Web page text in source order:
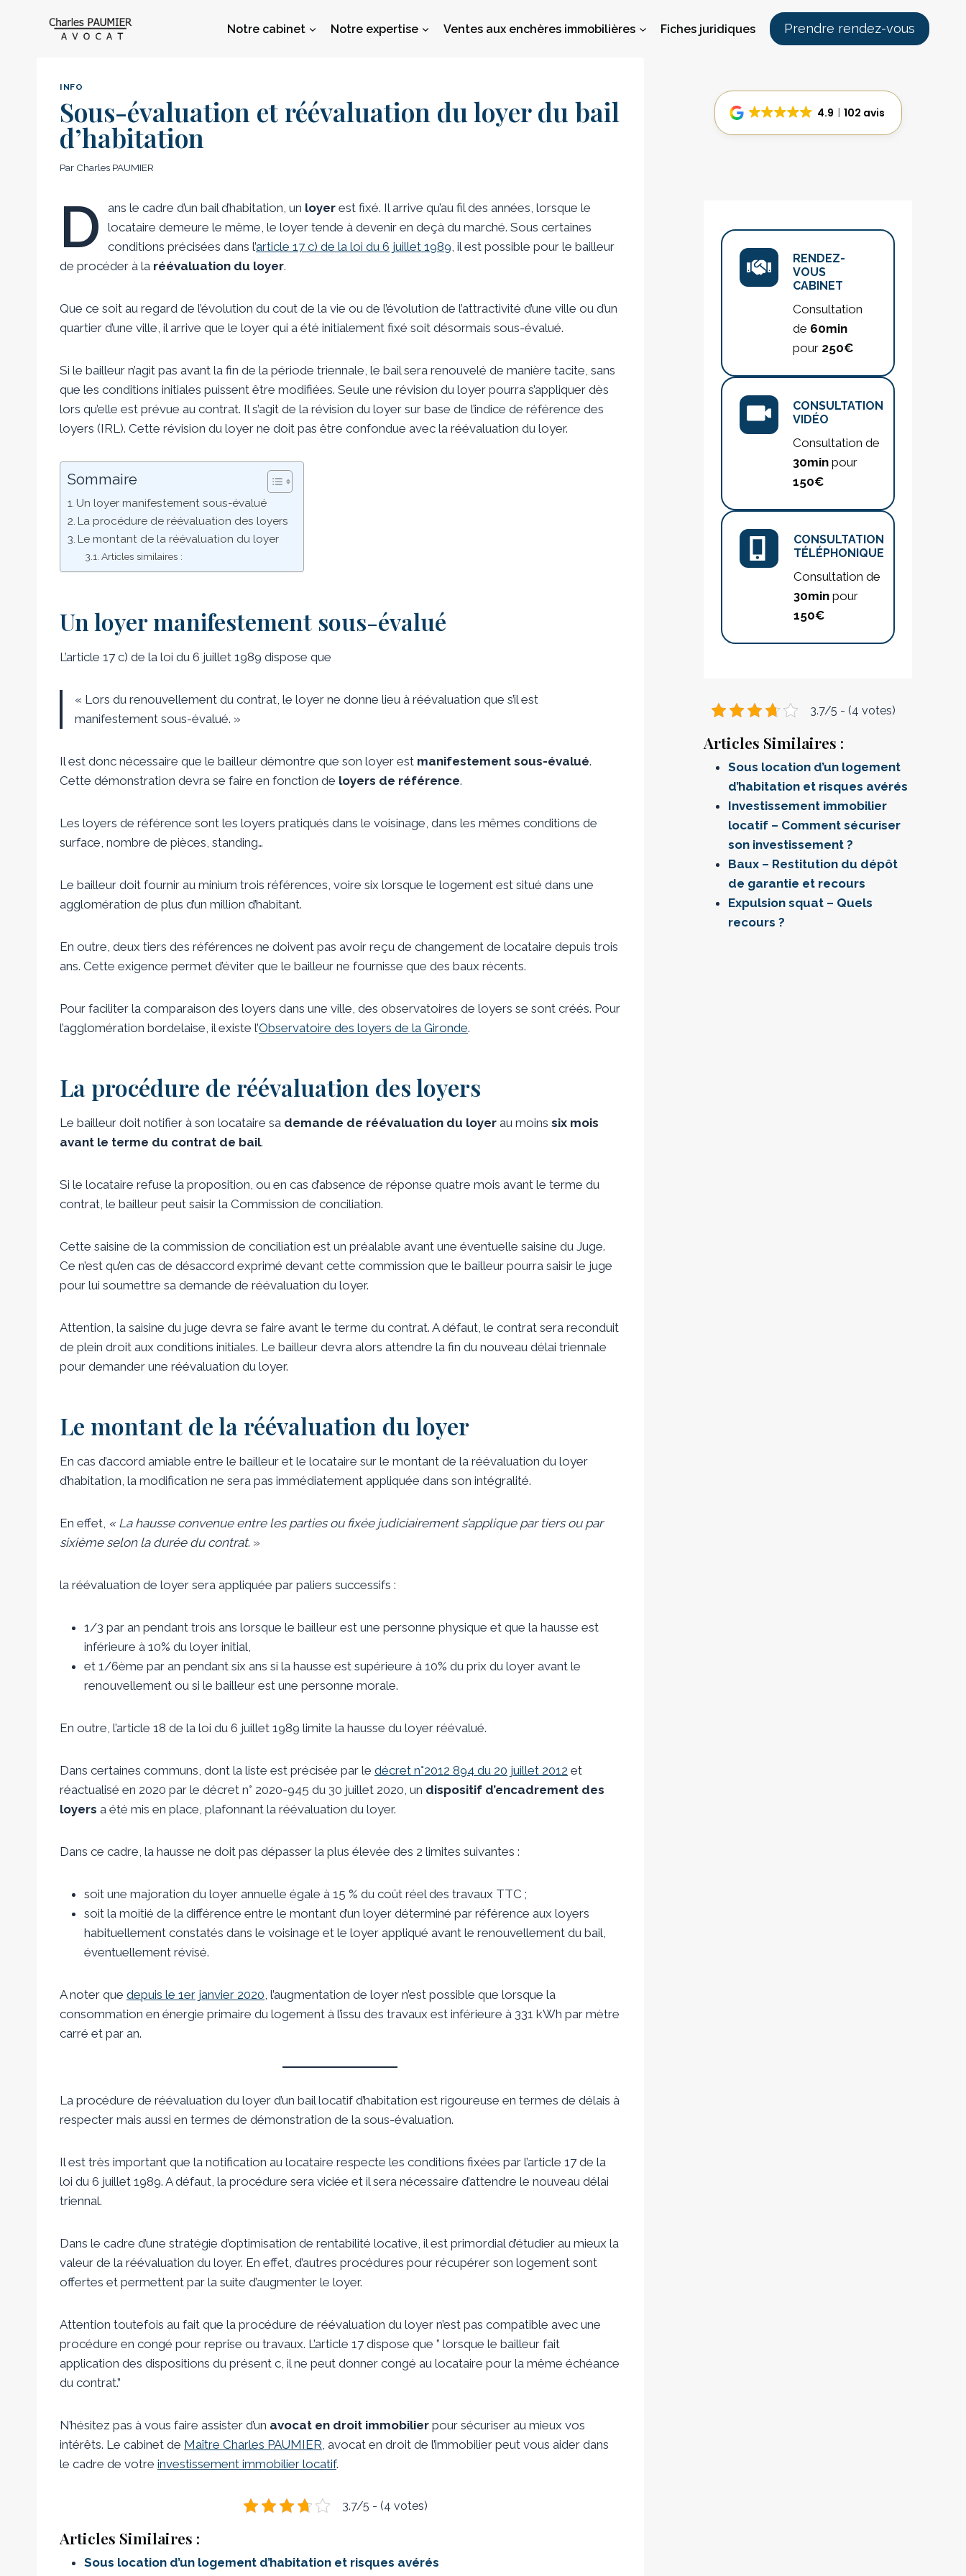
Notre cabinet Notre expertise Ventes aux enchères immobilières Fiches juridiques Prendre rendez-vous
INFO
Sous-évaluation et réévaluation du loyer du bail
d’habitation
Par Charles PAUMIER
D ans le cadre d’un bail d’habitation, un loyer est fixé. Il arrive qu’au fil des années, lorsque le
locataire demeure le même, le loyer tende à devenir en deçà du marché. Sous certaines
conditions précisées dans l’article 17 c) de la loi du 6 juillet 1989 , il est possible pour le bailleur
de procéder à la réévaluation du loyer.
Que ce soit au regard de l’évolution du cout de la vie ou de l’évolution de l’attractivité d’une ville ou d’un
quartier d’une ville, il arrive que le loyer qui a été initialement fixé soit désormais sous-évalué.
Si le bailleur n’agit pas avant la fin de la période triennale, le bail sera renouvelé de manière tacite, sans
que les conditions initiales puissent être modifiées. Seule une révision du loyer pourra s’appliquer dès
lors qu’elle est prévue au contrat. Il s’agit de la révision du loyer sur base de l’indice de référence des
loyers (IRL). Cette révision du loyer ne doit pas être confondue avec la réévaluation du loyer.
Sommaire
Un loyer manifestement sous-évalué
La procédure de réévaluation des loyers
Le montant de la réévaluation du loyer
Articles similaires :
Un loyer manifestement sous-évalué
L’article 17 c) de la loi du 6 juillet 1989 dispose que
« Lors du renouvellement du contrat, le loyer ne donne lieu à réévaluation que s’il est
manifestement sous-évalué. »
Il est donc nécessaire que le bailleur démontre que son loyer est manifestement sous-évalué.
Cette démonstration devra se faire en fonction de loyers de référence.
Les loyers de référence sont les loyers pratiqués dans le voisinage, dans les mêmes conditions de
surface, nombre de pièces, standing…
Le bailleur doit fournir au minium trois références, voire six lorsque le logement est situé dans une
agglomération de plus d’un million d’habitant.
En outre, deux tiers des références ne doivent pas avoir reçu de changement de locataire depuis trois
ans. Cette exigence permet d’éviter que le bailleur ne fournisse que des baux récents.
Pour faciliter la comparaison des loyers dans une ville, des observatoires de loyers se sont créés. Pour
l’agglomération bordelaise, il existe l’Observatoire des loyers de la Gironde.
La procédure de réévaluation des loyers
Le bailleur doit notifier à son locataire sa demande de réévaluation du loyer au moins six mois
avant le terme du contrat de bail.
Si le locataire refuse la proposition, ou en cas d’absence de réponse quatre mois avant le terme du
contrat, le bailleur peut saisir la Commission de conciliation.
Cette saisine de la commission de conciliation est un préalable avant une éventuelle saisine du Juge.
Ce n’est qu’en cas de désaccord exprimé devant cette commission que le bailleur pourra saisir le juge
pour lui soumettre sa demande de réévaluation du loyer.
Attention, la saisine du juge devra se faire avant le terme du contrat. A défaut, le contrat sera reconduit
de plein droit aux conditions initiales. Le bailleur devra alors attendre la fin du nouveau délai triennale
pour demander une réévaluation du loyer.
Le montant de la réévaluation du loyer
En cas d’accord amiable entre le bailleur et le locataire sur le montant de la réévaluation du loyer
d’habitation, la modification ne sera pas immédiatement appliquée dans son intégralité.
En effet, « La hausse convenue entre les parties ou fixée judiciairement s’applique par tiers ou par
sixième selon la durée du contrat. »
la réévaluation de loyer sera appliquée par paliers successifs :
1/3 par an pendant trois ans lorsque le bailleur est une personne physique et que la hausse est
inférieure à 10% du loyer initial,
et 1/6ème par an pendant six ans si la hausse est supérieure à 10% du prix du loyer avant le
renouvellement ou si le bailleur est une personne morale.
En outre, l’article 18 de la loi du 6 juillet 1989 limite la hausse du loyer réévalué.
Dans certaines communs, dont la liste est précisée par le décret n°2012 894 du 20 juillet 2012 et
réactualisé en 2020 par le décret n° 2020-945 du 30 juillet 2020, un dispositif d’encadrement des
loyers a été mis en place, plafonnant la réévaluation du loyer.
Dans ce cadre, la hausse ne doit pas dépasser la plus élevée des 2 limites suivantes :
soit une majoration du loyer annuelle égale à 15 % du coût réel des travaux TTC ;
soit la moitié de la différence entre le montant d’un loyer déterminé par référence aux loyers
habituellement constatés dans le voisinage et le loyer appliqué avant le renouvellement du bail,
éventuellement révisé.
A noter que depuis le 1er janvier 2020 , l’augmentation de loyer n’est possible que lorsque la
consommation en énergie primaire du logement à l’issu des travaux est inférieure à 331 kWh par mètre
carré et par an.
La procédure de réévaluation du loyer d’un bail locatif d’habitation est rigoureuse en termes de délais à
respecter mais aussi en termes de démonstration de la sous-évaluation.
Il est très important que la notification au locataire respecte les conditions fixées par l’article 17 de la
loi du 6 juillet 1989. A défaut, la procédure sera viciée et il sera nécessaire d’attendre le nouveau délai
triennal.
Dans le cadre d’une stratégie d’optimisation de rentabilité locative, il est primordial d’étudier au mieux la
valeur de la réévaluation du loyer. En effet, d’autres procédures pour récupérer son logement sont
offertes et permettent par la suite d’augmenter le loyer.
Attention toutefois au fait que la procédure de réévaluation du loyer n’est pas compatible avec une
procédure en congé pour reprise ou travaux. L’article 17 dispose que ” lorsque le bailleur fait
application des dispositions du présent c, il ne peut donner congé au locataire pour la même échéance
du contrat.”
N’hésitez pas à vous faire assister d’un avocat en droit immobilier pour sécuriser au mieux vos
intérêts. Le cabinet de Maître Charles PAUMIER , avocat en droit de l’immobilier peut vous aider dans
le cadre de votre investissement immobilier locatif.
3.7/5 - (4 votes)
Articles Similaires :
Sous location d’un logement d’habitation et risques avérés
4.9 102 avis
RENDEZ-
VOUS
CABINET
Consultation
de 60min
pour 250€
CONSULTATION
VIDÉO
Consultation de
30min pour
150€
CONSULTATION
TÉLÉPHONIQUE
Consultation de
30min pour
150€
3.7/5 - (4 votes)
Articles Similaires :
Sous location d’un logement
d’habitation et risques avérés
Investissement immobilier
locatif – Comment sécuriser
son investissement ?
Baux – Restitution du dépôt
de garantie et recours
Expulsion squat – Quels
recours ?